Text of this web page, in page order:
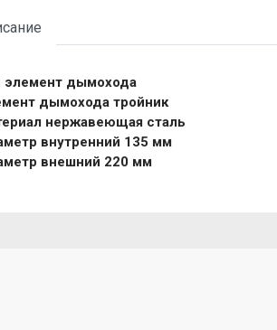
элемент дымохода
дымохода тройник
нержавеющая сталь
внутренний 135 мм
внешний 220 мм